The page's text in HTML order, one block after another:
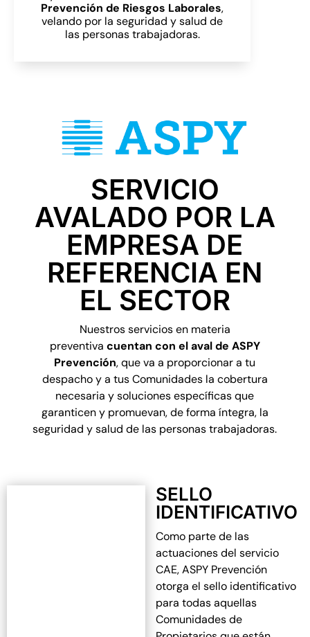
Prevención de Riesgos Laborales,
velando por la seguridad y salud de
las personas trabajadoras.
SERVICIO
AVALADO POR LA
EMPRESA DE
REFERENCIA EN
EL SECTOR
Nuestros servicios en materia
preventiva cuentan con el aval de ASPY
Prevención, que va a proporcionar a tu
despacho y a tus Comunidades la cobertura
necesaria y soluciones específicas que
garanticen y promuevan, de forma íntegra, la
seguridad y salud de las personas trabajadoras.
SELLO
IDENTIFICATIVO
Como parte de las
actuaciones del servicio
CAE, ASPY Prevención
otorga el sello identificativo
para todas aquellas
Comunidades de